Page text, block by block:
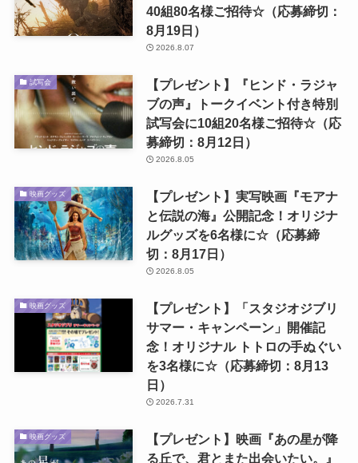
40組80名様ご招待☆（応募締切：
8月19日）
2026.8.07
試写会
【プレゼント】『ヒンド・ラジャ
ブの声』トークイベント付き特別
試写会に10組20名様ご招待☆（応
募締切：8月12日）
2026.8.05
映画グッズ
【プレゼント】実写映画『モアナ
と伝説の海』公開記念！オリジナ
ルグッズを6名様に☆（応募締
切：8月17日）
2026.8.05
映画グッズ
【プレゼント】「スタジオジブリ
サマー・キャンペーン」開催記
念！オリジナル トトロの手ぬぐい
を3名様に☆（応募締切：8月13
日）
2026.7.31
映画グッズ
【プレゼント】映画『あの星が降
る丘で、君とまた出会いたい。』